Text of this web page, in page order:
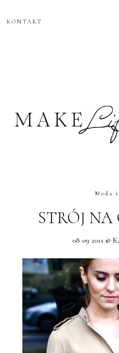
KONTAKT
Moda
STRÓJ
08 09 2011 @